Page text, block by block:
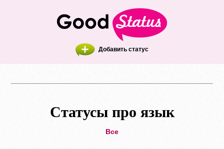
Добавить статус
Статусы про язык
Все